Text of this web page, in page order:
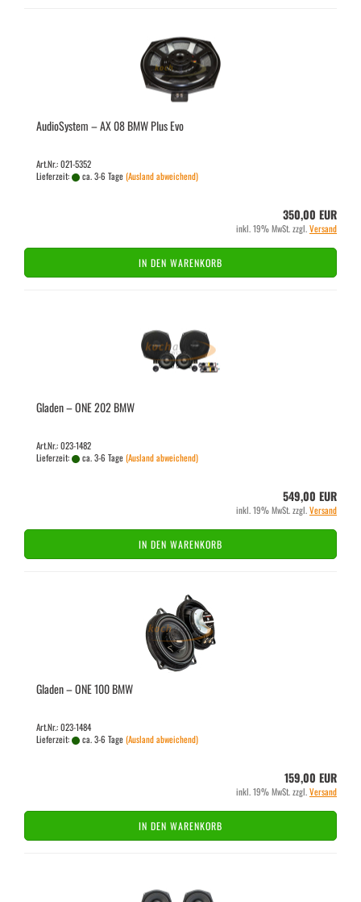
Au­dio­Sys­tem – AX 08 BMW Plus Evo
Art.Nr.: 021-5352
Lieferzeit:
ca. 3-6 Tage(Ausland abweichend)
350,00 EUR
inkl. 19% MwSt. zzgl.Versand
IN DEN WARENKORB
Gla­den – ONE 202 BMW
Art.Nr.: 023-1482
Lieferzeit:
ca. 3-6 Tage(Ausland abweichend)
549,00 EUR
inkl. 19% MwSt. zzgl.Versand
IN DEN WARENKORB
Gla­den – ONE 100 BMW
Art.Nr.: 023-1484
Lieferzeit:
ca. 3-6 Tage(Ausland abweichend)
159,00 EUR
inkl. 19% MwSt. zzgl.Versand
IN DEN WARENKORB